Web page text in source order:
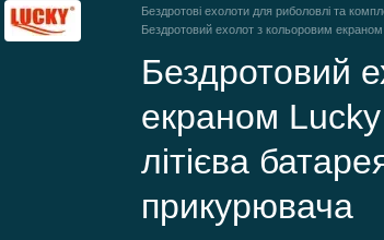
Бездротові ехолоти для риболовлі та
Бездротовий ехолот з кольоровим
Бездротовий
екраном
літієва
прикурювача